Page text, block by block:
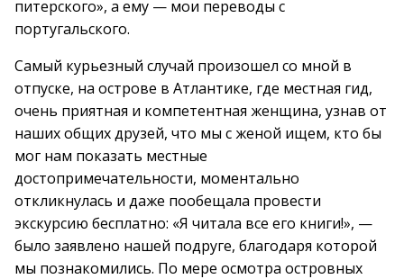
питерского», а ему — мои переводы с
португальского.
Самый курьезный случай произошел со мной в
отпуске, на острове в Атлантике, где местная гид,
очень приятная и компетентная женщина, узнав от
наших общих друзей, что мы с женой ищем, кто бы
мог нам показать местные
достопримечательности, моментально
откликнулась и даже пообещала провести
экскурсию бесплатно: «Я читала все его книги!», —
было заявлено нашей подруге, благодаря которой
мы познакомились. По мере осмотра островных